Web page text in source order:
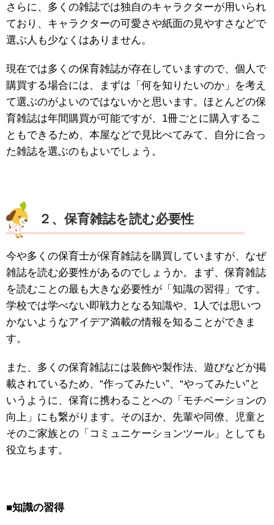
さらに、多くの雑誌では独自のキャラクターが用いられ
ており、キャラクターの可愛さや紙面の見やすさなどで
選ぶ人も少なくはありません。
現在では多くの保育雑誌が存在していますので、個人で
購買する場合には、まずは「何を知りたいのか」を考え
て選ぶのがよいのではないかと思います。ほとんどの保
育雑誌は年間購買が可能ですが、1冊ごとに購入するこ
ともできるため、本屋などで見比べてみて、自分に合っ
た雑誌を選ぶのもよいでしょう。
２、保育雑誌を読む必要性
今や多くの保育士が保育雑誌を購買していますが、なぜ
雑誌を読む必要性があるのでしょうか。まず、保育雑誌
を読むことの最も大きな必要性が「知識の習得」です。
学校では学べない即戦力となる知識や、1人では思いつ
かないようなアイデア満載の情報を知ることができま
す。
また、多くの保育雑誌には装飾や製作法、遊びなどが掲
載されているため、“作ってみたい”、“やってみたい”と
いうように、保育に携わることへの「モチベーションの
向上」にも繋がります。そのほか、先輩や同僚、児童と
そのご家族との「コミュニケーションツール」としても
役立ちます。
■知識の習得